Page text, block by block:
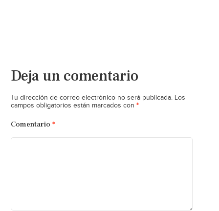
Deja un comentario
Tu dirección de correo electrónico no será publicada. Los
campos obligatorios están marcados con *
Comentario *